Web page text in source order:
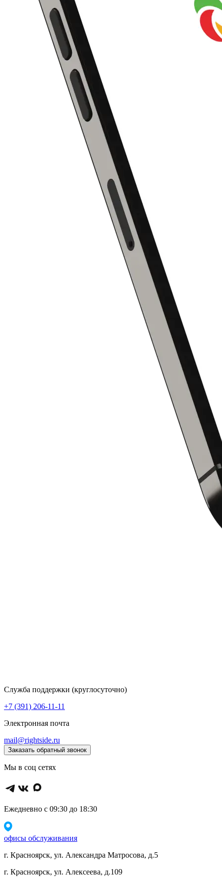
Служба поддержки (круглосуточно)
+7 (391) 206-11-11
Электронная почта
mail@rightside.ru
Заказать обратный звонок
Мы в соц сетях
Ежедневно с 09:30 до 18:30
офисы обслуживания
г. Красноярск, ул. Александра Матросова, д.5
г. Красноярск, ул. Алексеева, д.109